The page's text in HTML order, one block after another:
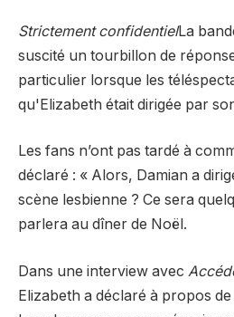
Strictement confidentielLa
suscité un tourbillon de
particulier lorsque les
qu'Elizabeth était dirigée par
Les fans n’ont pas tardé à
déclaré : « Alors, Damian a
scène lesbienne ? Ce sera
parlera au dîner de Noël.
Dans une interview avec
Elizabeth a déclaré à propos